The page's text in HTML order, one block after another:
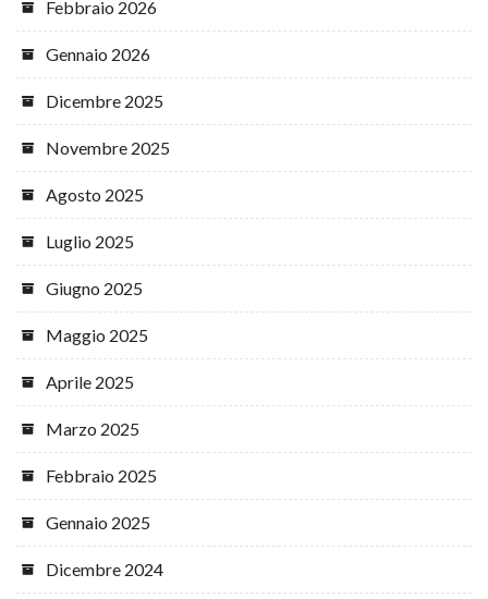
Febbraio 2026
Gennaio 2026
Dicembre 2025
Novembre 2025
Agosto 2025
Luglio 2025
Giugno 2025
Maggio 2025
Aprile 2025
Marzo 2025
Febbraio 2025
Gennaio 2025
Dicembre 2024